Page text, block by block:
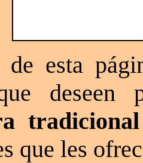
esta
que les